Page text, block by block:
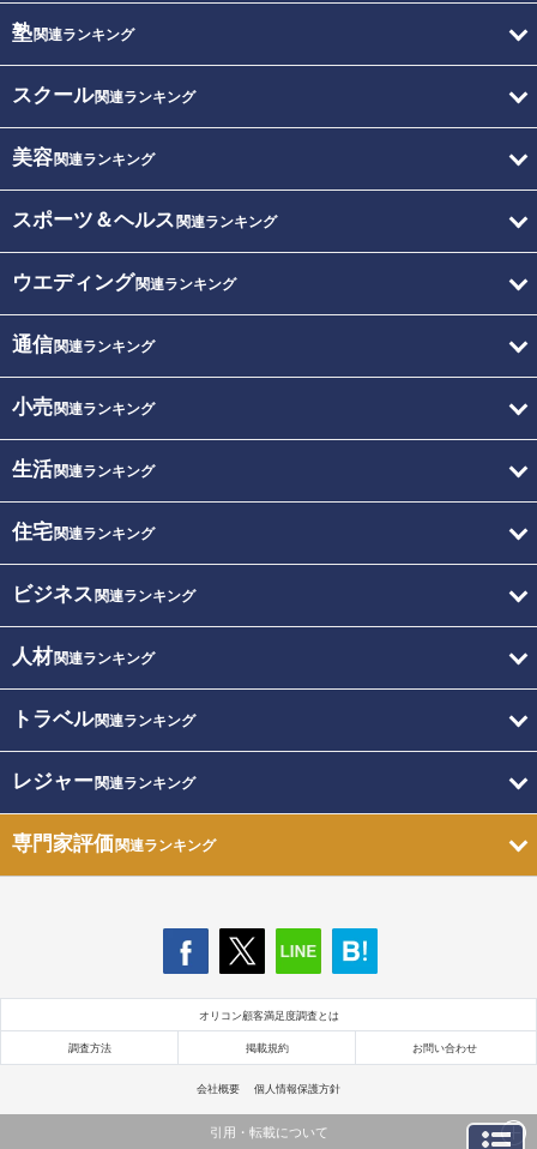
塾関連ランキング
スクール関連ランキング
美容関連ランキング
スポーツ＆ヘルス 関連ランキング
ウエディング関連ランキング
通信関連ランキング
小売関連ランキング
生活関連ランキング
住宅関連ランキング
ビジネス 関連ランキング
人材関連ランキング
トラベル関連ランキング
レジャー関連ランキング
専門家評価関連ランキング
オリコン顧客満足度調査とは
調査方法 掲載規約 お問い合わせ
会社概要 個人情報保護方針
引用・転載について